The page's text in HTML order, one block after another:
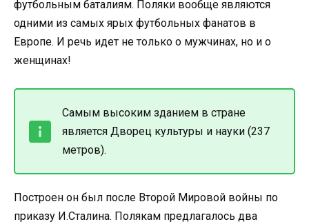
футбольным баталиям. Поляки вообще являются
одними из самых ярых футбольных фанатов в
Европе. И речь идет не только о мужчинах, но и о
женщинах!
Самым высоким зданием в стране
является Дворец культуры и науки (237
метров).
Построен он был после Второй Мировой войны по
приказу И.Сталина. Полякам предлагалось два